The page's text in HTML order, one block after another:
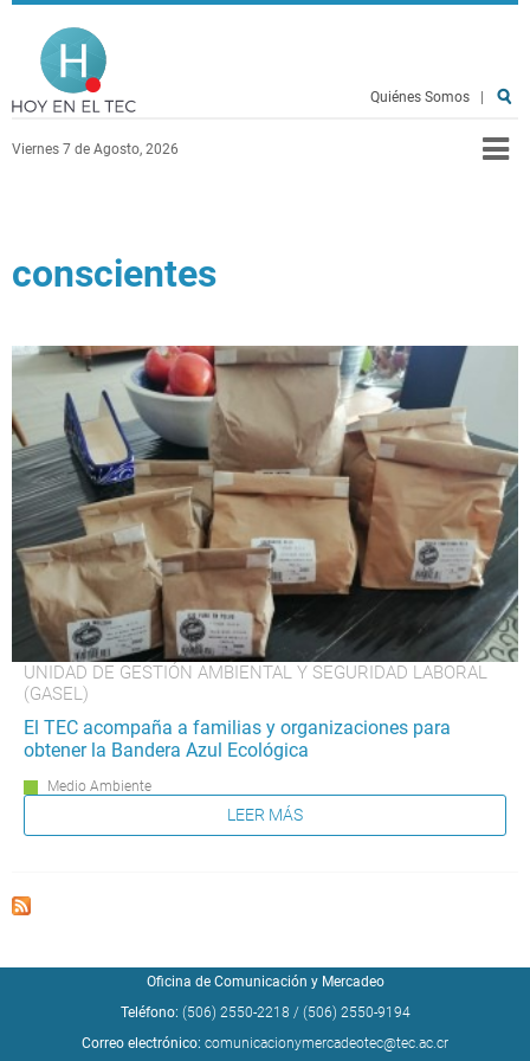
Pasar al contenido principal
Viernes 7 de Agosto, 2026
Quiénes Somos
conscientes
UNIDAD DE GESTIÓN AMBIENTAL Y SEGURIDAD LABORAL
(GASEL)
El TEC acompaña a familias y organizaciones para
obtener la Bandera Azul Ecológica
Medio Ambiente
LEER MÁS
Oficina de Comunicación y Mercadeo
Teléfono: (506) 2550-2218 / (506) 2550-9194
Correo electrónico: comunicacionymercadeotec@tec.ac.cr